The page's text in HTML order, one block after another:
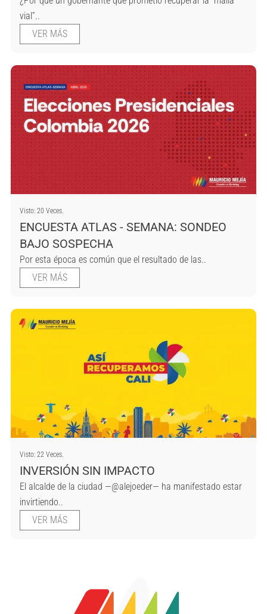
vial”..
VER MÁS
Visto: 20 Veces.
ENCUESTA ATLAS - SEMANA: SONDEO
BAJO SOSPECHA
Por esta época es común que el resultado de las..
VER MÁS
Visto: 22 Veces.
INVERSIÓN SIN IMPACTO
El alcalde de la ciudad —@alejoeder— ha manifestado estar
invirtiendo..
VER MÁS